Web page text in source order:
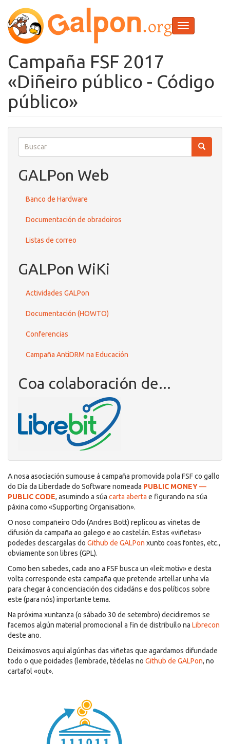
contido
principal
Toggle
navigation
Campaña FSF 2017
«Diñeiro público - Código
público»
Buscar
Buscar
GALPon Web
Banco de Hardware
Documentación de obradoiros
Listas de correo
GALPon WiKi
Actividades GALPon
Documentación (HOWTO)
Conferencias
Campaña AntiDRM na Educación
Coa colaboración de...
A nosa asociación sumouse á campaña promovida pola FSF co gallo
do Día da Liberdade do Software nomeada PUBLIC MONEY—
PUBLIC CODE, asumindo a súa carta aberta e figurando na súa
páxina como «Supporting Organisation».
O noso compañeiro Odo (Andres Bott) replicou as viñetas de
difusión da campaña ao galego e ao castelán. Estas «viñetas»
podedes descargalas do Github de GALPon xunto coas fontes, etc.,
obviamente son libres (GPL).
Como ben sabedes, cada ano a FSF busca un «leit motiv» e desta
volta corresponde esta campaña que pretende artellar unha vía
para chegar á concienciación dos cidadáns e dos políticos sobre
este (para nós) importante tema.
Na próxima xuntanza (o sábado 30 de setembro) decidiremos se
facemos algún material promocional a fin de distribuílo na Librecon
deste ano.
Deixámosvos aquí algúnhas das viñetas que agardamos difundade
todo o que poidades (lembrade, tédelas no Github de GALPon, no
cartafol «out».